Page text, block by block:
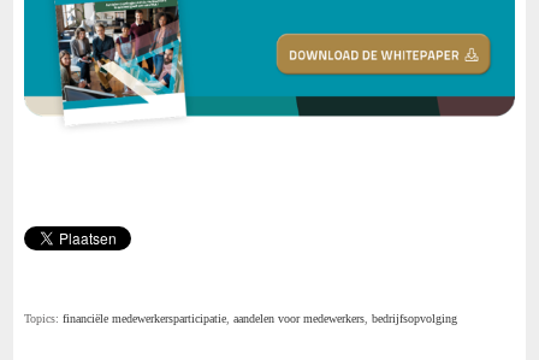
Topics:financiële medewerkersparticipatie ,aandelen voor medewerkers ,bedrijfsopvolging